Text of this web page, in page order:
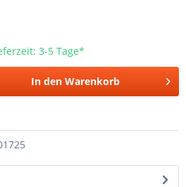
3-5 Tage*
In den Warenkorb